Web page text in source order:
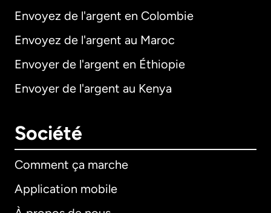
Envoyez de l'argent en Colombie
Envoyez de l'argent au Maroc
Envoyer de l'argent en Éthiopie
Envoyer de l'argent au Kenya
Société
Comment ça marche
Application mobile